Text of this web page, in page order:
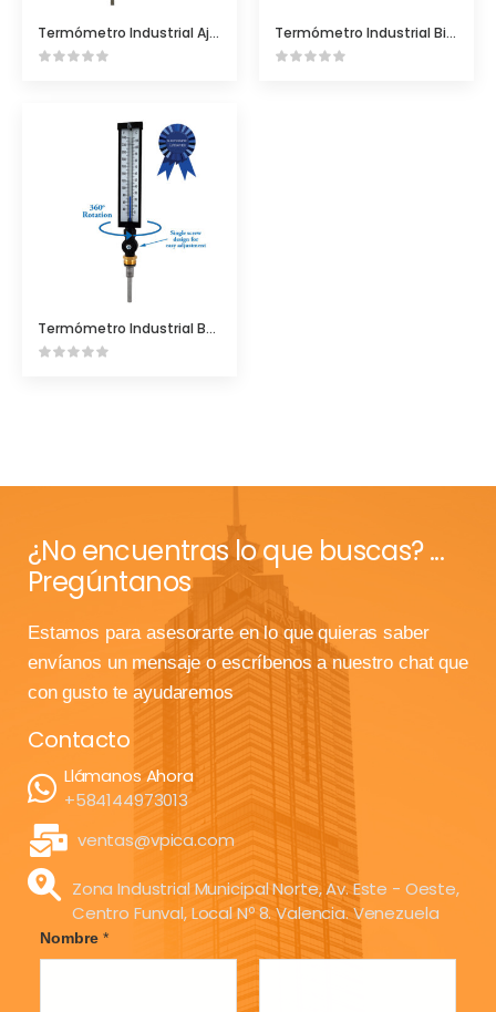
Termómetro Industrial Ajustable BR5 y BR3 Termómetro Industrial Bimetalico BR5 y BR3
Termómetro Industrial BR9A
¿No encuentras lo que buscas? ...
Pregúntanos
Estamos para asesorarte en lo que quieras saber
envíanos un mensaje o escríbenos a nuestro chat que
con gusto te ayudaremos
Contacto
Llámanos Ahora
+584144973013
ventas@vpica.com
Zona Industrial Municipal Norte, Av. Este - Oeste,
Centro Funval, Local Nº 8. Valencia. Venezuela
Nombre *